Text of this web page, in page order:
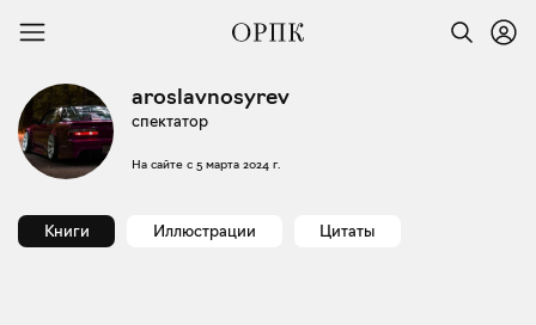
aroslavnosyrev
спектатор
На сайте с 5 марта 2024 г.
Книги Иллюстрации Цитаты